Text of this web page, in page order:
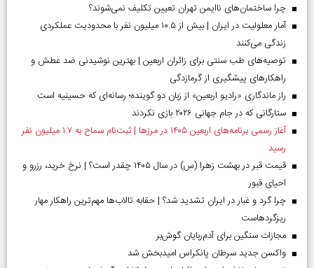
چرا ساختمان‌های ناایمن تهران تعیین تکلیف نمی‌شوند؟
آمار معلولیت در ایران | بیش از ۱۰.۵ میلیون نفر با محدودیت عملکردی
زندگی می‌کنند
توصیه‌های طب سنتی برای زائران اربعین | بهترین نوشیدنی ضد عطش و
راهکارهای پیشگیری از گرمازدگی
راز ماندگاری «رادیو اربعین» از زبان دو گوینده؛ رسانه‌ای که حسینیه است
ستارگانی که در جام جهانی ۲۰۲۶ بازی نکردند
آغاز رسمی برنامه‌های اربعین ۱۴۰۵ در مرز‌ها | ثبت‌نام سماح به ۱.۷ میلیون نفر
رسید
قیمت قبر در بهشت زهرا (س) در سال ۱۴۰۵ چقدر است؟ | نرخ خرید، رزرو و
احیای قبور
چرا گرد و غبار در ایران تشدید شد؟ | حقابه تالاب‌ها مهم‌ترین راهکار مهار
ریزگردهاست
مجازات سنگین برای آدم‌ربایان گوش‌بر
واکسن جدید سرطان پانکراس امیدبخش شد